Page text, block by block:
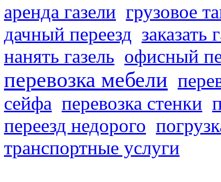
аренда газели грузовое
дачный переезд заказать
нанять газель офисный
перевозка мебели
сейфа перевозка стенки
переезд недорого
транспортные услуги